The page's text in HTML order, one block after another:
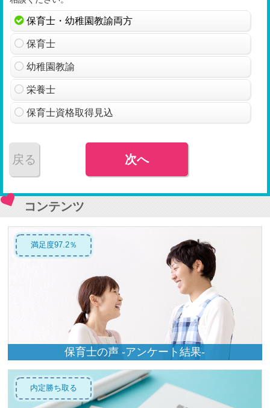
保育士・幼稚園教諭両方
保育士
幼稚園教諭
栄養士
保育士資格取得見込
戻る 次へ
コンテンツ
満足度97.2％
保育士の声 -アンケート結果-
内定勝ち取る